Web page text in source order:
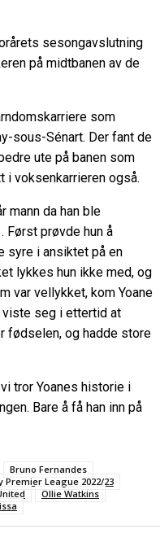
sesongavslutning
på midtbanen av de
som
sous-Sénart. Der fant de
ute på banen som
voksenkarrieren også.
mann da han ble
Først prøvde hun å
syre i ansiktet på en
lykkes hun ikke med, og
var vellykket, kom Yoane
viste seg i ettertid at
fødselen, og hadde store
tror Yoanes historie i
Bare å få han inn på
Bruno Fernandes
Premier League 2022/23
Ollie Watkins